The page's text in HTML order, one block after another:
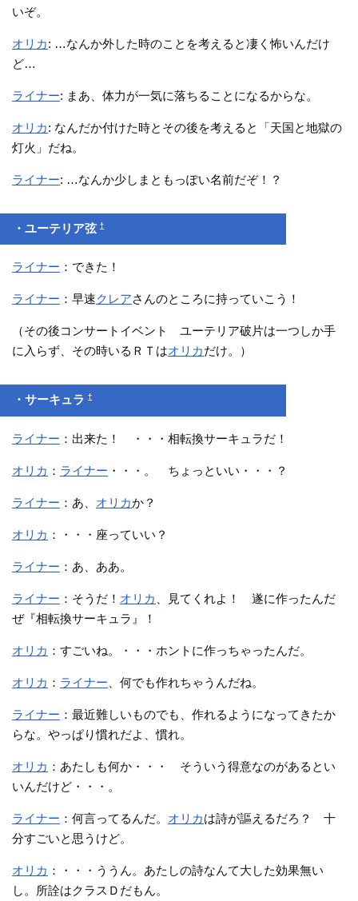
いぞ。
オリカ: …なんか外した時のことを考えると凄く怖いんだけ
ど…
ライナー: まあ、体力が一気に落ちることになるからな。
オリカ: なんだか付けた時とその後を考えると「天国と地獄の
灯火」だね。
ライナー: …なんか少しまともっぽい名前だぞ！？
・ユーテリア弦†
ライナー ：できた！
ライナー ：早速クレアさんのところに持っていこう！
（その後コンサートイベント ユーテリア破片は一つしか手
に入らず、その時いるＲＴはオリカだけ。）
・サーキュラ†
ライナー ：出来た！ ・・・相転換サーキュラだ！
オリカ ： ライナー ・・・。 ちょっといい・・・？
ライナー ：あ、 オリカか？
オリカ ：・・・座っていい？
ライナー ：あ、ああ。
ライナー ：そうだ！ オリカ
、見てくれよ！ 遂に作ったんだ
ぜ『相転換サーキュラ』！
オリカ ：すごいね。・・・ホントに作っちゃったんだ。
オリカ ： ライナー 、何でも作れちゃうんだね。
ライナー ：最近難しいものでも、作れるようになってきたか
らな。やっぱり慣れだよ、慣れ。
オリカ ：あたしも何か・・・ そういう得意なのがあるとい
いんだけど・・・。
ライナー ：何言ってるんだ。 オリカは詩が謳えるだろ？ 十
分すごいと思うけど。
オリカ ：・・・ううん。あたしの詩なんて大した効果無い
し。所詮はクラスＤだもん。